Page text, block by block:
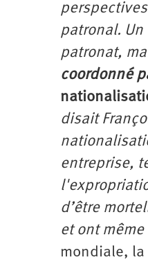
patronal.
patronat,
coordonné
disait
entreprise,
d’être
et ont
mondiale, la